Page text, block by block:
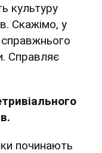
культуру
Скажімо, у
справжнього
Справляє
починають